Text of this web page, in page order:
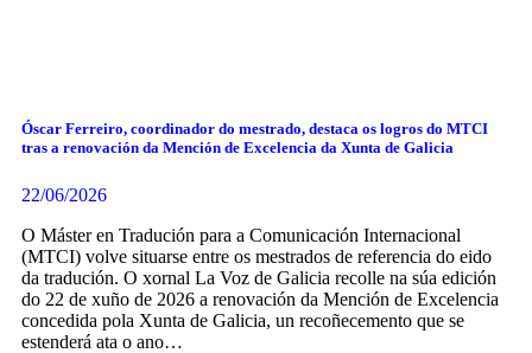
Óscar Ferreiro, coordinador do mestrado, destaca os logros do MTCI
tras a renovación da Mención de Excelencia da Xunta de Galicia
22/06/2026
O Máster en Tradución para a Comunicación Internacional
(MTCI) volve situarse entre os mestrados de referencia do eido
da tradución. O xornal La Voz de Galicia recolle na súa edición
do 22 de xuño de 2026 a renovación da Mención de Excelencia
concedida pola Xunta de Galicia, un recoñecemento que se
estenderá ata o ano…